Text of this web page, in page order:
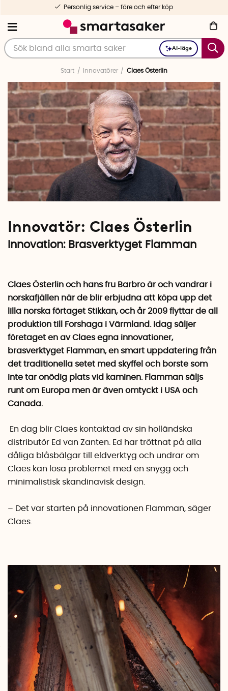
AI-läge
Start Innovatörer Claes Österlin
Innovatör: Claes Österlin
Innovation: Brasverktyget Flamman
Claes Österlin och hans fru Barbro är och vandrar i
norskafjällen när de blir erbjudna att köpa upp det
lilla norska förtaget Stikkan, och år 2009 flyttar de all
produktion till Forshaga i Värmland. Idag säljer
företaget en av Claes egna innovationer,
brasverktyget Flamman, en smart uppdatering från
det traditionella setet med skyffel och borste som
inte tar onödig plats vid kaminen. Flamman säljs
runt om Europa men är även omtyckt i USA och
Canada.
En dag blir Claes kontaktad av sin holländska
distributör Ed van Zanten. Ed har tröttnat på alla
dåliga blåsbälgar till eldverktyg och undrar om
Claes kan lösa problemet med en snygg och
minimalistisk skandinavisk design.
– Det var starten på innovationen Flamman, säger
Claes.